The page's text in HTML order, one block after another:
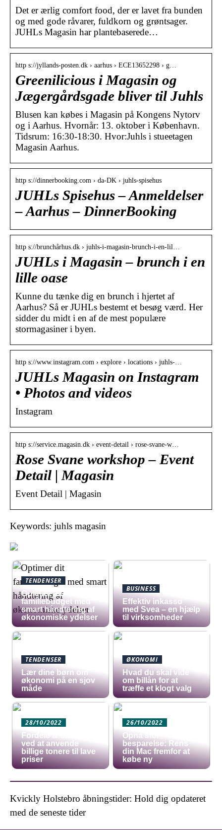
Det er ​​ærlig comfort food, der er lavet fra bunden
og med gode råvarer, fuldkorn og grøntsager.
JUHLs Magasin har plantebaserede…
http s://jyllands-posten.dk › aarhus › ECE13652298 › g…
Greenilicious i Magasin og
Jægergårdsgade bliver til Juhls
Blusen kan købes i Magasin på Kongens Nytorv
og i Aarhus. Hvornår: 13. oktober i København.
Tidsrum: 16:30-18:30. Hvor:Juhls i stueetagen
Magasin Aarhus.
http s://dinnerbooking.com › da-DK › juhls-spisehus
JUHLs Spisehus – Anmeldelser
– Aarhus – DinnerBooking
http s://brunchårhus.dk › juhls-i-magasin-brunch-i-en-lil…
JUHLs i Magasin – brunch i en
lille oase
Kunne du tænke dig en brunch i hjertet af
Aarhus? Så er JUHLs bestemt et besøg værd. Her
sidder du midt i en af de mest populære
stormagasiner i byen.
http s://www.instagram.com › explore › locations › juhls-…
JUHLs Magasin on Instagram
• Photos and videos
Instagram
http s://service.magasin.dk › event-detail › rose-svane-w…
Rose Svane workshop – Event
Detail | Magasin
Event Detail | Magasin
Keywords: juhls magasin
TENDENSER
Optimer dit
familiebudget med
smart håndtering af
økonomiske ydelser
BUSINESS
​Effektiv inkasso
med Svea – en hjælp
til virksomheder
TENDENSER
Lær dine børn om
økonomi på en sjov
måde
ØKONOMI
Hvad du skal vide
om billån for at
træffe et klogt valg
28/10/2022
Fordele & ulemper
ved at anvende
billige tonere til lave
priser
26/10/2022
Opnå stor
besparelse: Rens
din Mac fremfor at
købe ny
Kvickly Holstebro åbningstider: Hold dig opdateret
med de seneste tider